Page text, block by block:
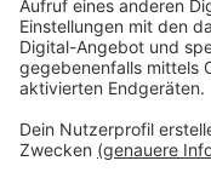
Viertelfinale
dann Iserlohn zu
Anzeige